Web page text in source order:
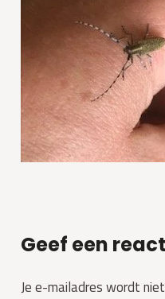
Geef een
Je e-mailadres wordt